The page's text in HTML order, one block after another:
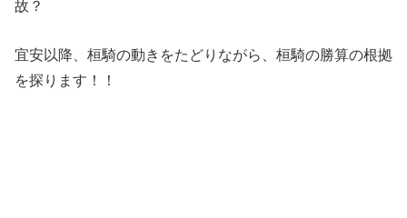
故？
宜安以降、桓騎の動きをたどりながら、桓騎の勝算の根拠
を探ります！！